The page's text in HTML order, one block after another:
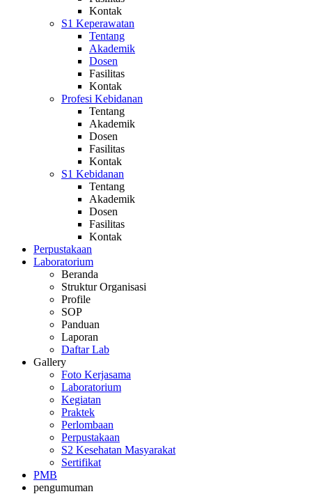
Kontak
S1 Keperawatan
Tentang
Akademik
Dosen
Fasilitas
Kontak
Profesi Kebidanan
Tentang
Akademik
Dosen
Fasilitas
Kontak
S1 Kebidanan
Tentang
Akademik
Dosen
Fasilitas
Kontak
Perpustakaan
Laboratorium
Beranda
Struktur Organisasi
Profile
SOP
Panduan
Laporan
Daftar Lab
Gallery
Foto Kerjasama
Laboratorium
Kegiatan
Praktek
Perlombaan
Perpustakaan
S2 Kesehatan Masyarakat
Sertifikat
PMB
pengumuman